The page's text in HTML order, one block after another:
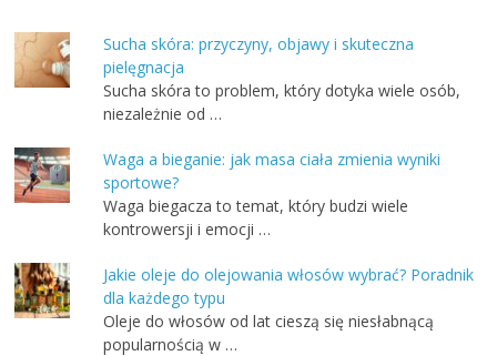
Sucha skóra: przyczyny, objawy i skuteczna
pielęgnacja
Sucha skóra to problem, który dotyka wiele osób,
niezależnie od …
Waga a bieganie: jak masa ciała zmienia wyniki
sportowe?
Waga biegacza to temat, który budzi wiele
kontrowersji i emocji …
Jakie oleje do olejowania włosów wybrać? Poradnik
dla każdego typu
Oleje do włosów od lat cieszą się niesłabnącą
popularnością w …